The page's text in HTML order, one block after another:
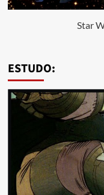
Star
ESTUDO: